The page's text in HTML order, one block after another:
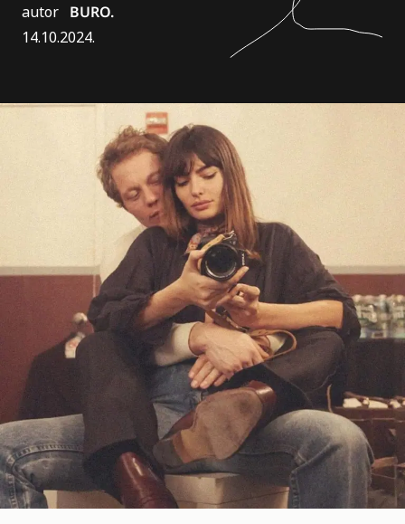
autor BURO.
14.10.2024.